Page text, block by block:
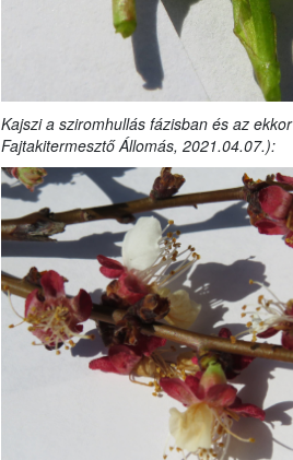
Kajszi a sziromhullás fázisban és az
Fajtakitermesztő Állomás, 2021.04.07.):